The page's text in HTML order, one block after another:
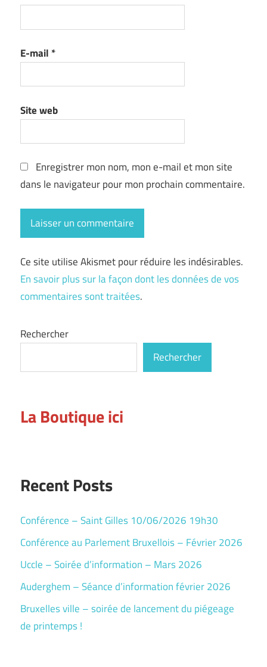
E-mail *
Site web
Enregistrer mon nom, mon e-mail et mon site
dans le navigateur pour mon prochain commentaire.
Ce site utilise Akismet pour réduire les indésirables.
En savoir plus sur la façon dont les données de vos
commentaires sont traitées.
Rechercher
Rechercher
La Boutique ici
Recent Posts
Conférence – Saint Gilles 10/06/2026 19h30
Conférence au Parlement Bruxellois – Février 2026
Uccle – Soirée d’information – Mars 2026
Auderghem – Séance d’information février 2026
Bruxelles ville – soirée de lancement du piégeage
de printemps !